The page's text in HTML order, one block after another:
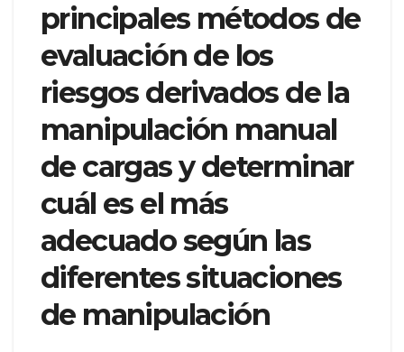
principales métodos de
evaluación de los
riesgos derivados de la
manipulación manual
de cargas y determinar
cuál es el más
adecuado según las
diferentes situaciones
de manipulación